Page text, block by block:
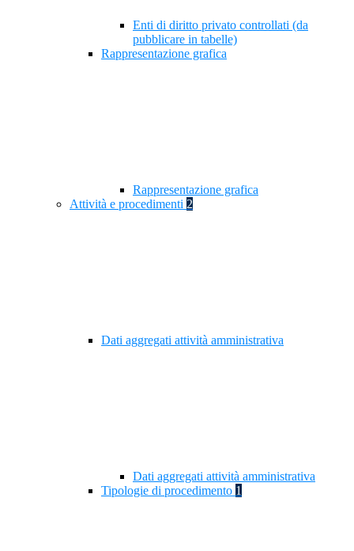
Enti di diritto privato controllati (da
pubblicare in tabelle)
Rappresentazione grafica
Rappresentazione grafica
Attività e procedimenti 2
Dati aggregati attività amministrativa
Dati aggregati attività amministrativa
Tipologie di procedimento 1